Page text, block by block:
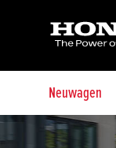
Neuwagen